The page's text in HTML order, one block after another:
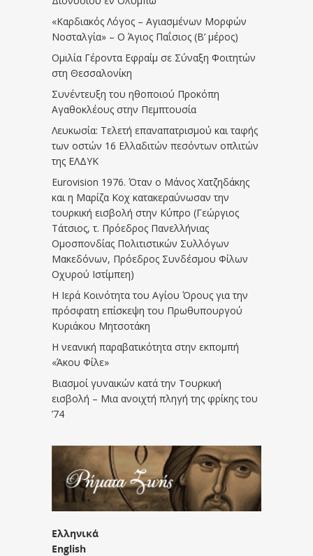
«Καρδιακός Λόγος – Αγιασμένων Μορφών
Νοσταλγία» – Ο Άγιος Παΐσιος (Β’ μέρος)
Ομιλία Γέροντα Εφραίμ σε Σύναξη Φοιτητών
στη Θεσσαλονίκη
Συνέντευξη του ηθοποιού Προκόπη
Αγαθοκλέους στην Πεμπτουσία
Λευκωσία: Τελετή επαναπατρισμού και ταφής
των οστών 16 Ελλαδιτών πεσόντων οπλιτών
της ΕΛΔΥΚ
Eurovision 1976. Όταν ο Μάνος Χατζηδάκης
και η Μαρίζα Κοχ κατακεραύνωσαν την
τουρκική εισβολή στην Κύπρο (Γεώργιος
Τάτσιος, τ. Πρόεδρος Πανελλήνιας
Ομοσπονδίας Πολιτιστικών Συλλόγων
Μακεδόνων, Πρόεδρος Συνδέσμου Φίλων
Οχυρού Ιστίμπεη)
Η Ιερά Κοινότητα του Αγίου Όρους για την
πρόσφατη επίσκεψη του Πρωθυπουργού
Κυριάκου Μητσοτάκη
Η νεανική παραβατικότητα στην εκπομπή
«Άκου Φίλε»
Βιασμοί γυναικών κατά την Τουρκική
εισβολή – Μια ανοιχτή πληγή της φρίκης του
’74
Ελληνικά
English